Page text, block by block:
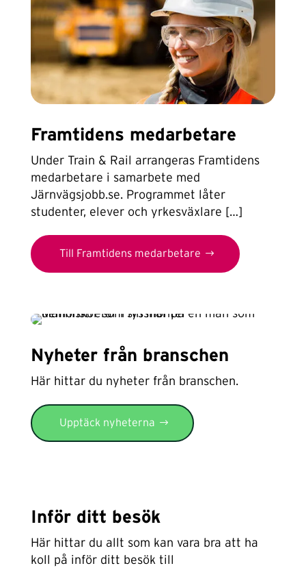
Framtidens medarbetare
Under Train & Rail arrangeras Framtidens
medarbetare i samarbete med
Järnvägsjobb.se. Programmet låter
studenter, elever och yrkesväxlare […]
Till Framtidens medarbetare
Nyheter från branschen
Här hittar du nyheter från branschen.
Upptäck nyheterna
Inför ditt besök
Här hittar du allt som kan vara bra att ha
koll på inför ditt besök till